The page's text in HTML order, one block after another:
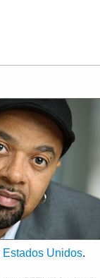
Estados Unidos.